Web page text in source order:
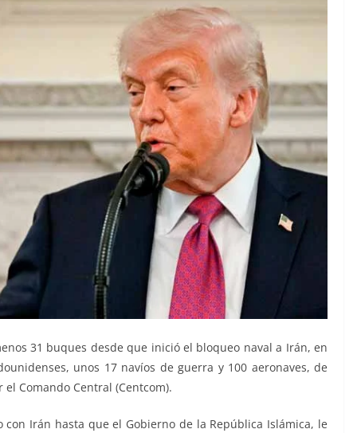
31 buques desde que inició el bloqueo naval a Irán, en
unos 17 navíos de guerra y 100 aeronaves, de
Comando Central (Centcom).
Irán hasta que el Gobierno de la República Islámica, le